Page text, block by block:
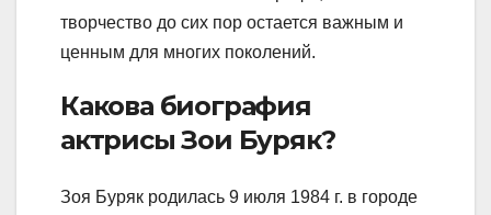
творчество до сих пор остается важным и
ценным для многих поколений.
Какова биография
актрисы Зои Буряк?
Зоя Буряк родилась 9 июля 1984 г. в городе